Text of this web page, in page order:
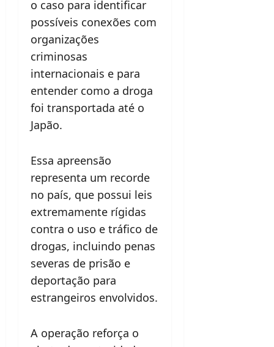
o caso para identificar
possíveis conexões com
organizações
criminosas
internacionais e para
entender como a droga
foi transportada até o
Japão.
Essa apreensão
representa um recorde
no país, que possui leis
extremamente rígidas
contra o uso e tráfico de
drogas, incluindo penas
severas de prisão e
deportação para
estrangeiros envolvidos.
A operação reforça o